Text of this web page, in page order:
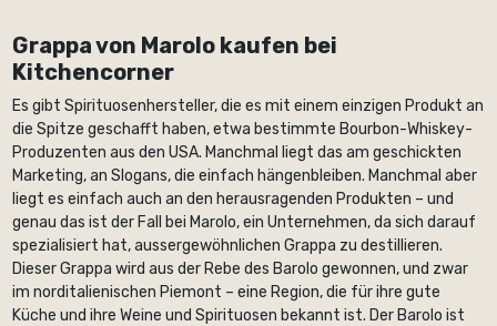
Grappa von Marolo kaufen bei
Kitchencorner
Es gibt Spirituosenhersteller, die es mit einem einzigen Produkt an
die Spitze geschafft haben, etwa bestimmte Bourbon-Whiskey-
Produzenten aus den USA. Manchmal liegt das am geschickten
Marketing, an Slogans, die einfach hängenbleiben. Manchmal aber
liegt es einfach auch an den herausragenden Produkten – und
genau das ist der Fall bei Marolo, ein Unternehmen, da sich darauf
spezialisiert hat, aussergewöhnlichen Grappa zu destillieren.
Dieser Grappa wird aus der Rebe des Barolo gewonnen, und zwar
im norditalienischen Piemont – eine Region, die für ihre gute
Küche und ihre Weine und Spirituosen bekannt ist. Der Barolo ist